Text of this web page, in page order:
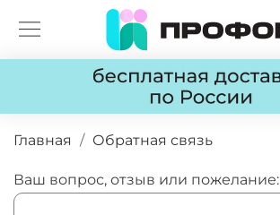
Главная Обратная связь
Ваш вопрос, отзыв или пожелание: